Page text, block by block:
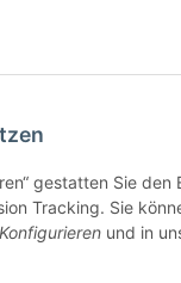
gestatten Sie
Tracking. Sie
Konfigurieren und in